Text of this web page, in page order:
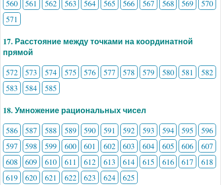
560
561 562 563 564 565 566 567 568 569
570
571
17. Расстояние между точками на координатной
прямой
572 573 574 575 576 577 578 579 580 581
582
583
584 585
18. Умножение рациональных чисел
586 587 588 589 590 591 592 593 594 595
596
597
598 599 600 601 602 603 604 605 606
607
608
609 610 611 612 613 614 615 616 617
618
619
620 621 622 623 624 625